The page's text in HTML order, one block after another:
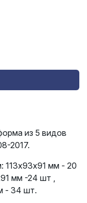
из 5 видов
2017.
113х93х91 мм - 20
мм -24 шт ,
- 34 шт.